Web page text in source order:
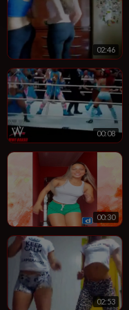
02:46
00:08
00:30
02:53